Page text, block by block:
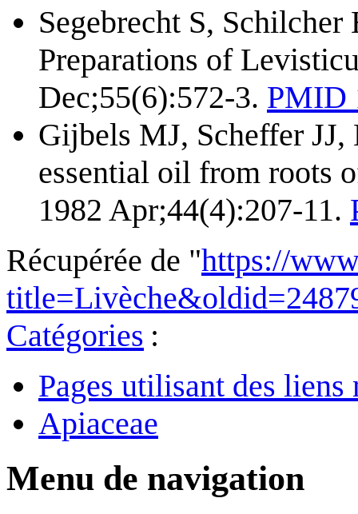
Segebrecht S,
Preparations of
Dec;55(6):572-3. PMID
Gijbels MJ, Scheffer JJ,
essential oil from roots
1982 Apr;44(4):207-11.
Récupérée de "https://
Catégories :
Pages utilisant des
Apiaceae
Menu de navigation